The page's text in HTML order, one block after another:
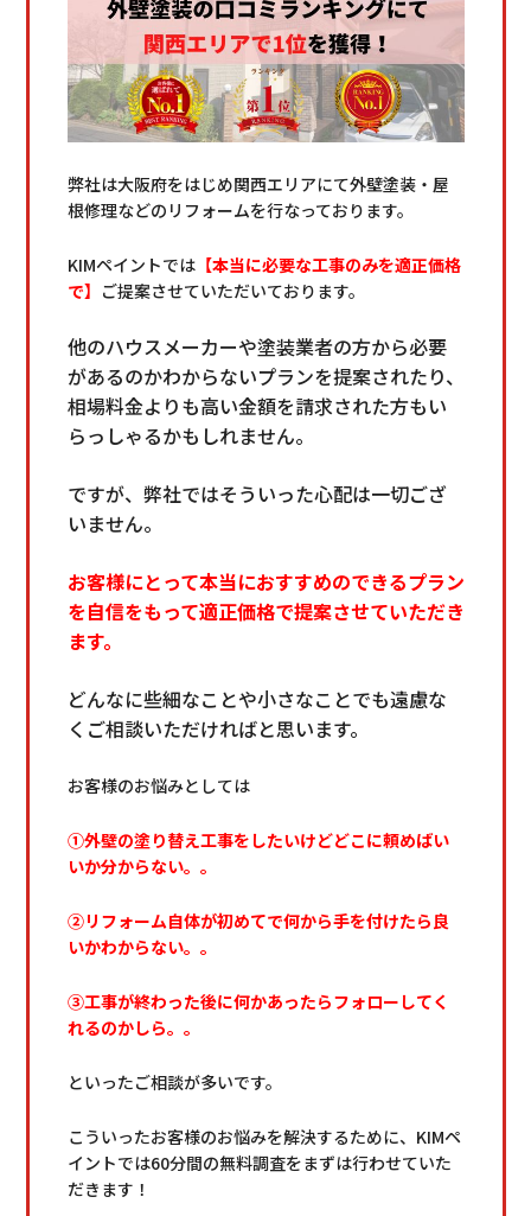
弊社は大阪府をはじめ関西エリアにて外壁塗装・屋
根修理などのリフォームを行なっております。
KIMペイントでは【本当に必要な工事のみを適正価格
で】 ご提案させていただいております。
他のハウスメーカーや塗装業者の方から必要
があるのかわからないプランを提案されたり、
相場料金よりも高い金額を請求された方もい
らっしゃるかもしれません。
ですが、弊社ではそういった心配は一切ござ
いません。
お客様にとって本当におすすめのできるプラン
を自信をもって適正価格で提案させていただき
ます。
どんなに些細なことや小さなことでも遠慮な
くご相談いただければと思います。
お客様のお悩みとしては
①外壁の塗り替え工事をしたいけどどこに頼めばい
いか分からない。。
②リフォーム自体が初めてで何から手を付けたら良
いかわからない。。
③工事が終わった後に何かあったらフォローしてく
れるのかしら。。
といったご相談が多いです。
こういったお客様のお悩みを解決するために、KIMペ
イントでは60分間の無料調査をまずは行わせていた
だきます！